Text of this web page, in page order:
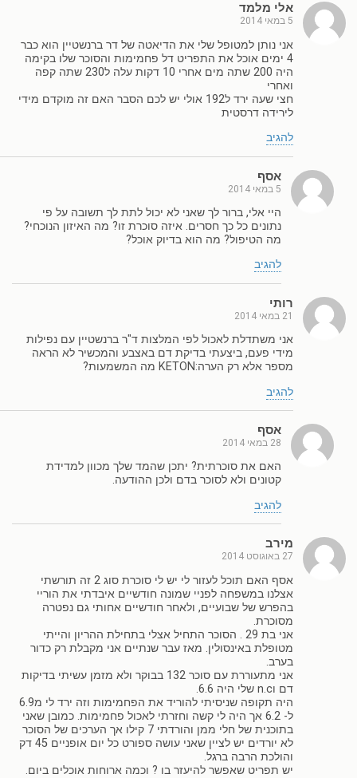
אלי מלמד
5 במאי 2014
אני נותן למטופל שלי את הדיאטה של דר ברנשטיין הוא כבר
4 ימים אוכל את התפריט דל פחמימות והסוכר שלו בקימה
היה 200 שתה מים אחרי 10 דקות עלה ל230 שתה קפה
ואחרי
חצי שעה ירד ל192 אולי יש לכם הסבר האם זה מוקדם מידי
לירידה דרסטית
להגיב
אסף
5 במאי 2014
היי אלי, ברור לך שאני לא יכול לתת לך תשובה על פי
נתונים כל כך חסרים. איזה סוכרת זו? מה האיזון הנוכחי?
מה הטיפול? מה הוא בדיוק אוכל?
להגיב
רותי
21 במאי 2014
אני משתדלת לאכול לפי המלצות ד"ר ברנשטיין עם נפילות
מידי פעם, ביצעתי בדיקת דם באצבע והמכשיר לא הראה
מספר אלא רק הערה:KETON מה המשמעות?
להגיב
אסף
28 במאי 2014
האם את סוכרתית? יתכן שהמד שלך מכוון למדידת
קטונים ולא לסוכר בדם ולכן ההודעה.
להגיב
מירב
27 באוגוסט 2014
אסף האם תוכל לעזור לי יש לי סוכרת סוג 2 זה תורשתי
אצלנו במשפחה לפניי שמונה חודשיים איבדתי את הוריי
בהפרש של שבועיים, ולאחר חודשיים אחותי גם נפטרה
מסוכרת.
אני בת 29 . הסוכר התחיל אצלי בתחילת ההריון והייתי
מטופלת באינסולין. מאז עבר שנתיים אני מקבלת רק כדור
בערב.
אני מתעוררת עם סוכר 132 בבוקר ולא מזמן עשיתי בדיקות
דם וn.c שלי היה 6.6.
היה תקופה שניסיתי להוריד את הפחמימות וזה ירד לי מ6.9
ל- 6.2 אך היה לי קשה וחזרתי לאכול פחמימות. כמובן שאני
בתוכנית של חלי ממן והורדתי 7 קילו אך הערכים של הסוכר
לא יורדים יש לציין שאני עושה ספורט כל יום אופניים 45 דק
והולכת הרבה ברגל.
יש תפריט שאפשר להיעזר בו ? וכמה ארוחות אוכלים ביום.